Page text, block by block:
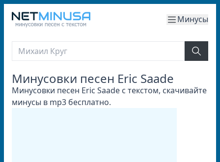
Минусы
Минусовки песен Eric Saade
Минусовки песен Eric Saade с текстом, скачивайте
минусы в mp3 бесплатно.